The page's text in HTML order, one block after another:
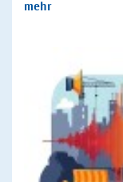
mehr